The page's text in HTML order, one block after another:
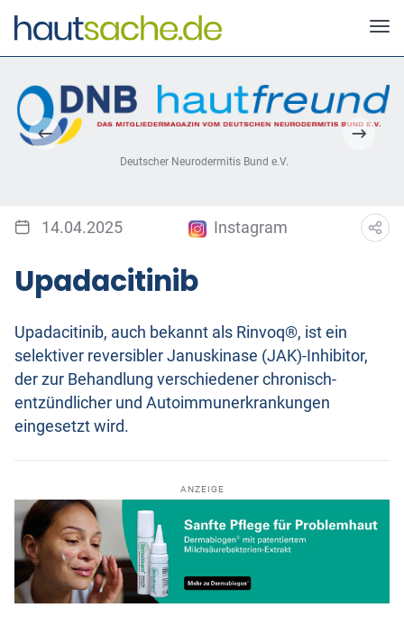
Deutscher Neurodermitis Bund e.V.
14.04.2025 Instagram
Upadacitinib
Upadacitinib, auch bekannt als Rinvoq®, ist ein
selektiver reversibler Januskinase (JAK)-Inhibitor,
der zur Behandlung verschiedener chronisch-
entzündlicher und Autoimmunerkrankungen
eingesetzt wird.
ANZEIGE